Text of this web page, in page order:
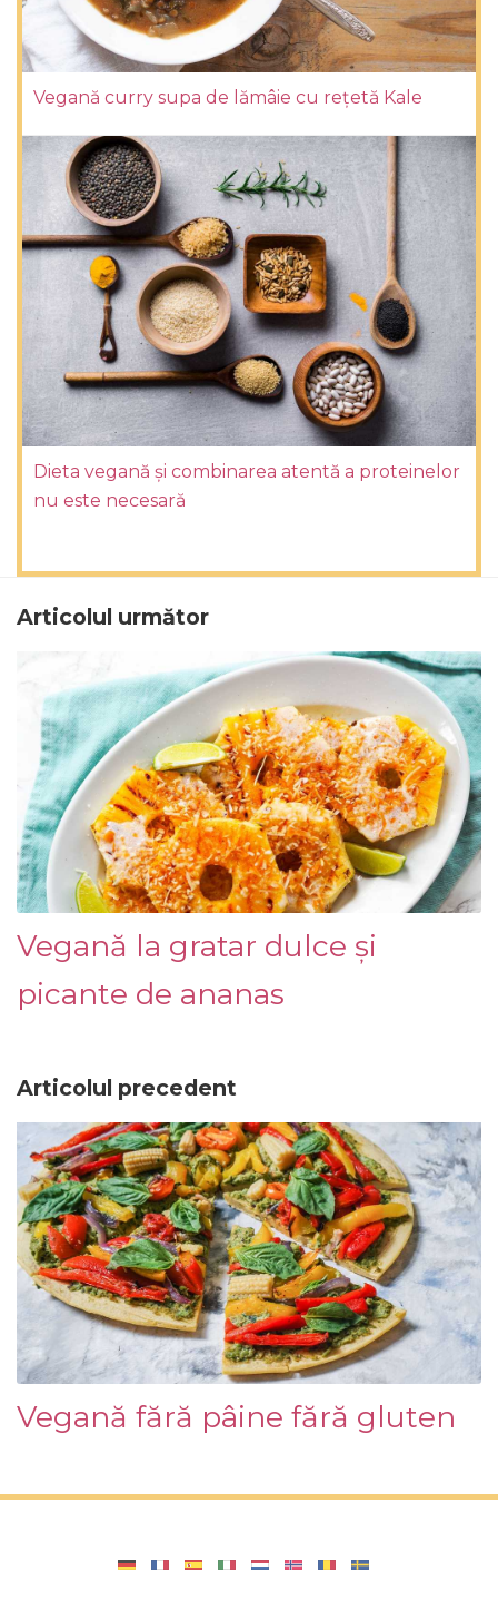
Vegană curry supa de lămâie cu rețetă Kale
Dieta vegană și combinarea atentă a proteinelor
nu este necesară
Articolul următor
Vegană la gratar dulce și
picante de ananas
Articolul precedent
Vegană fără pâine fără gluten